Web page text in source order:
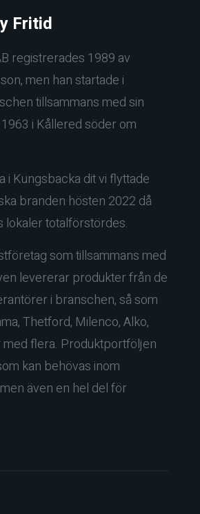
Fritid
registrerades 1989 av
men han startade i
tillsammans med sin
i Kållered söder om
i Kungsbacka dit vi flyttade
branden hösten 2022 då
lokaler totalförstördes.
som tillsammans med
levererar produkter från de
i branschen, så som
Thetford, Milenco, Alko,
med flera. Produktportföljen
kan behövas inom
även en hel del för